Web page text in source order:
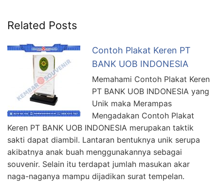
Related Posts
Contoh Plakat Keren PT
BANK UOB INDONESIA
Memahami Contoh Plakat Keren
PT BANK UOB INDONESIA yang
Unik maka Merampas
Mengadakan Contoh Plakat
Keren PT BANK UOB INDONESIA merupakan taktik
sakti dapat diambil. Lantaran bentuknya unik serupa
akibatnya anak buah menggunakannya sebagai
souvenir. Selain itu terdapat jumlah masukan akar
naga-naganya mampu dijadikan surat tempelan.